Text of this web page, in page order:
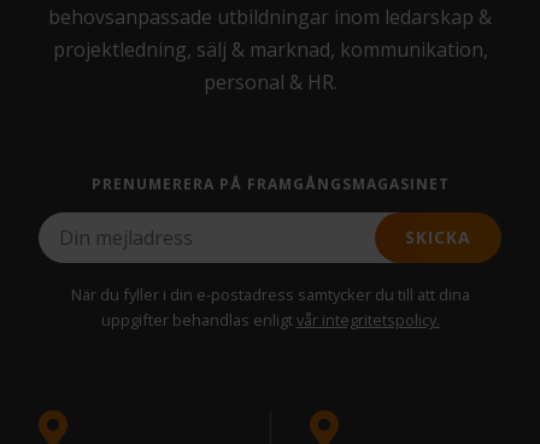
behovsanpassade utbildningar inom ledarskap &
projektledning, sälj & marknad, kommunikation,
personal & HR.
PRENUMERERA PÅ FRAMGÅNGSMAGASINET
SKICKA
När du fyller i din e-postadress samtycker du till att dina
uppgifter behandlas enligtvår integritetspolicy.